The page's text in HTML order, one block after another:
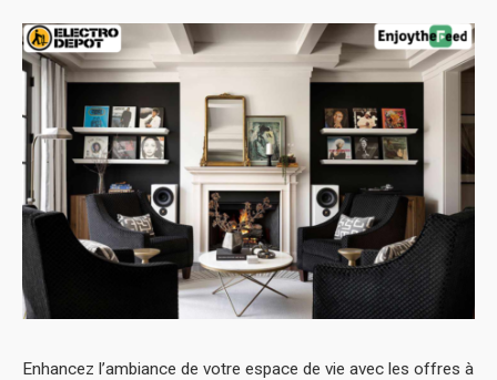
Enhancez l’ambiance de votre espace de vie avec les offres à